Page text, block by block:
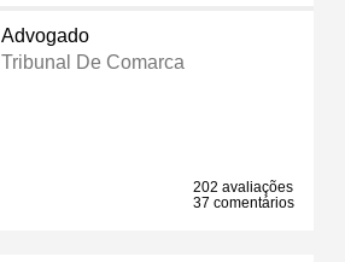
Advogado
Tribunal De Comarca
202 avaliações
37 comentários